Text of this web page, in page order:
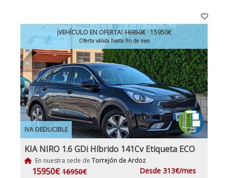
IVA DEDUCIBLE
¡VEHÍCULO EN OFERTA!16950€· 15950€
Oferta válida hasta fin de mes
KIA NIRO 1.6 GDi Híbrido 141Cv Etiqueta ECO
En nuestra sede de Torrejón de Ardoz
15950€ 16950€ Desde 313€/mes